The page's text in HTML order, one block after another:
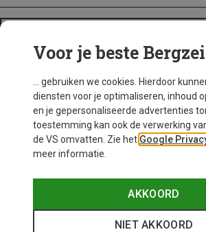
Voor je beste
... gebruiken we cookies. Hierdoor
diensten voor je optimaliseren, inhoud
en je gepersonaliseerde advertenties
toestemming kan ook de verwerking
de VS omvatten. Zie het Google
meer informatie.
AKKOORD
NIET AKKOORD